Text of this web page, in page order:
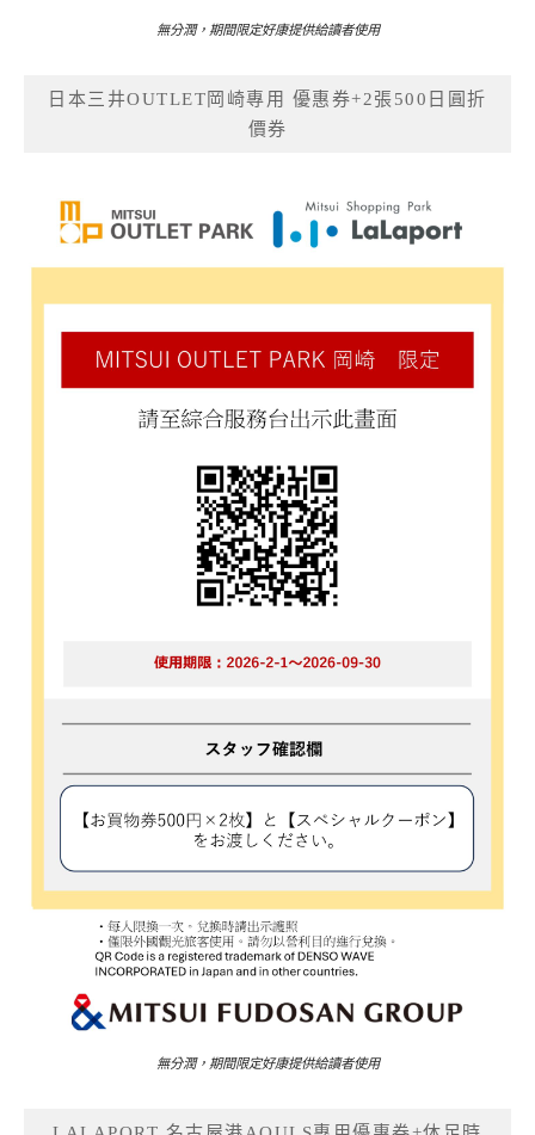
無分潤，期間限定好康提供給讀者使用
日本三井OUTLET岡崎專用 優惠券+2張500日圓折
價券
無分潤，期間限定好康提供給讀者使用